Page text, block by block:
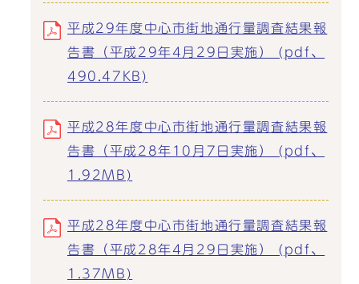
平成29年度中心市街地通行量調査結果報
告書（平成29年4月29日実施） (pdf、
490.47KB)
平成28年度中心市街地通行量調査結果報
告書（平成28年10月7日実施） (pdf、
1.92MB)
平成28年度中心市街地通行量調査結果報
告書（平成28年4月29日実施） (pdf、
1.37MB)